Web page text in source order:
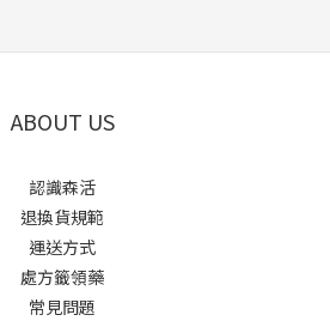
ABOUT US
認識森活
退換貨規範
運送方式
處方籤領藥
常見問題